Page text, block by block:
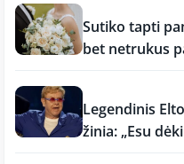
Sutiko tapti
bet netrukus
Legendinis
žinia: „Esu